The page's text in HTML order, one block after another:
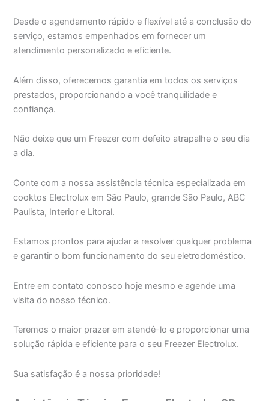
Desde o agendamento rápido e flexível até a conclusão do
serviço, estamos empenhados em fornecer um
atendimento personalizado e eficiente.
Além disso, oferecemos garantia em todos os serviços
prestados, proporcionando a você tranquilidade e
confiança.
Não deixe que um Freezer com defeito atrapalhe o seu dia
a dia.
Conte com a nossa assistência técnica especializada em
cooktos Electrolux em São Paulo, grande São Paulo, ABC
Paulista, Interior e Litoral.
Estamos prontos para ajudar a resolver qualquer problema
e garantir o bom funcionamento do seu eletrodoméstico.
Entre em contato conosco hoje mesmo e agende uma
visita do nosso técnico.
Teremos o maior prazer em atendê-lo e proporcionar uma
solução rápida e eficiente para o seu Freezer Electrolux.
Sua satisfação é a nossa prioridade!